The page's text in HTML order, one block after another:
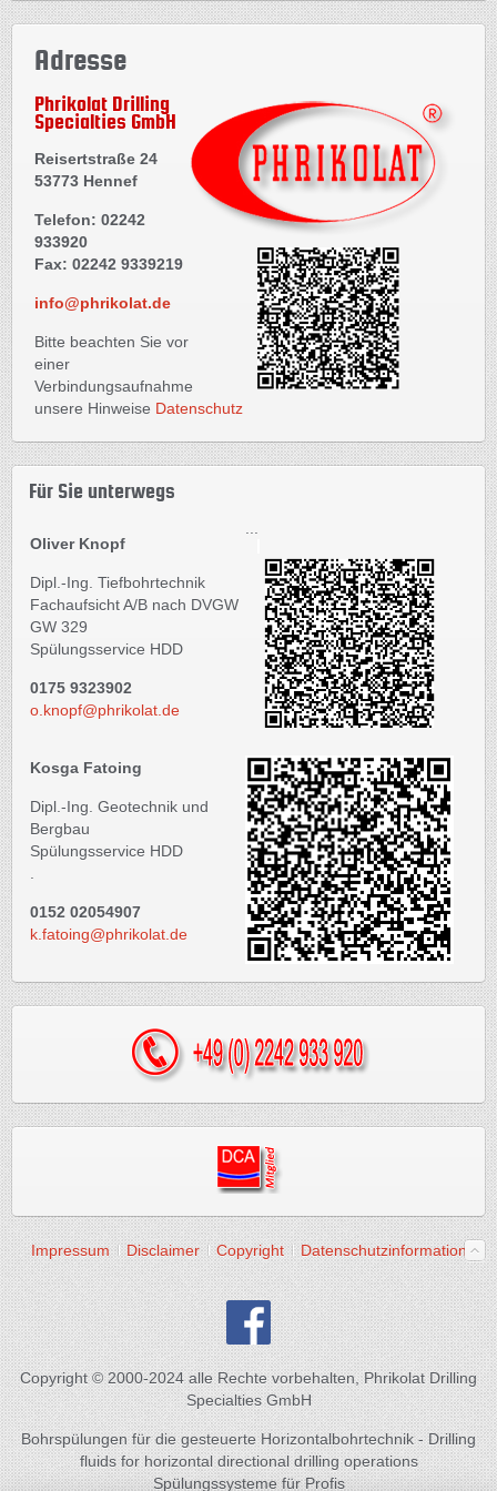
Adresse
Phrikolat Drilling
Specialties GmbH
Reisertstraße 24
53773 Hennef
Telefon: 02242
933920
Fax: 02242 9339219
info@phrikolat.de
Bitte beachten Sie vor
einer
Verbindungsaufnahme
unsere Hinweise Datenschutz
Für Sie unterwegs
Oliver Knopf
Dipl.-Ing. Tiefbohrtechnik
Fachaufsicht A/B nach DVGW
GW 329
Spülungsservice HDD
0175 9323902
o.knopf@phrikolat.de
Kosga Fatoing
Dipl.-Ing. Geotechnik und
Bergbau
Spülungsservice HDD
0152 02054907
k.fatoing@phrikolat.de
Impressum Disclaimer Copyright Datenschutzinformation
Copyright © 2000-2024 alle Rechte vorbehalten, Phrikolat Drilling
Specialties GmbH
Bohrspülungen für die gesteuerte Horizontalbohrtechnik - Drilling
fluids for horizontal directional drilling operations
Spülungssysteme für Profis